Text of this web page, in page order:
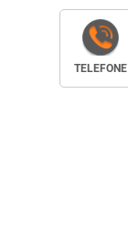
TELEFONE